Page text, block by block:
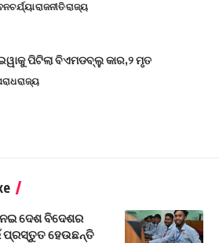
ରାଜନୀତିରାଜ୍ୟ
ପିଟିଲା ବିଏମଡବ୍ଲୁ କାର,୨ ମୃତ
ରାଜ୍ୟ
ଦେଶ ବିଦେଶର
ପ୍ରସ୍ତୁତ ହେଉଛନ୍ତି